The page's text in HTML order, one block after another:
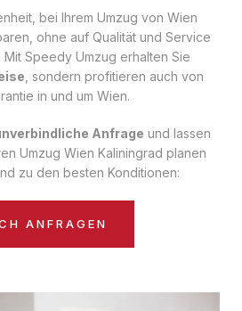
bei Ihrem Umzug von Wien
ohne auf Qualität und Service
Speedy Umzug erhalten Sie
, sondern profitieren auch von
in und um Wien.
Anfrage und lassen
Umzug Wien Kaliningrad planen
zu den besten Konditionen:
ANFRAGEN